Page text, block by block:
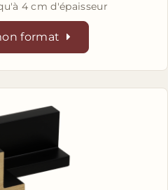
4 cm d'épaisseur
format